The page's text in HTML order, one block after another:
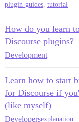
plugin-guides tutorial
How do you learn
Discourse plugins?
Development
Learn how to start
for Discourse if
(like myself)
Developersexplanation